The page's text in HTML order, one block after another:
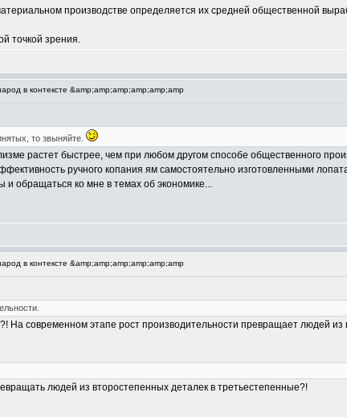
производстве определяется их средней общественной
точкой зрения.
в контексте &amp;amp;amp;amp;amp;amp
то звыняйте.
растет быстрее, чем при любом другом способе общественного
ручного копания ям самостоятельно изготовленными
и обращаться ко мне в темах об экономике...
в контексте &amp;amp;amp;amp;amp;amp
На современном этапе рост производительности превращает людей
людей из второстепенных деталек в третьестепенные?!